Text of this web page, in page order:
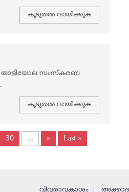
കൂടുതല്‍ വായിക്കുക
താളിയോല സംസ്കരണ
കൂടുതല്‍ വായിക്കുക
30 ... » Last »
വിവരാവകാശം